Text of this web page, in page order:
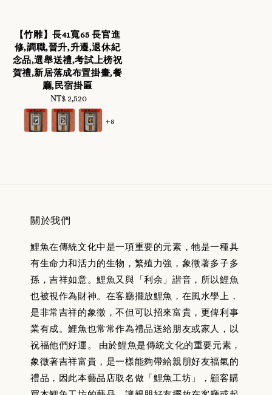
【竹雕】長41寬65 長官進
修,調職,晉升,升遷,退休紀
念品,選舉送禮,考試上榜祝
賀禮,新居落成布置掛畫,餐
廳,民宿掛匾
Regular
price
NT$ 2,520
+8
關於我們
鯉魚在傳統文化中是一項重要的元素，牠是一種具
有生命力和活力的生物，繁殖力強，象徵著多子多
孫，吉祥如意。鯉魚又與「利余」諧音，所以鯉魚
也被視作為財神。在客廳擺放鯉魚，在風水學上，
是非常吉祥的象徵，不但可以招來富貴，更俾利事
業有成。鯉魚也常常作為禮品送給朋友或家人，以
祝福他們好運。 由於鯉魚是傳統文化的重要元素，
象徵著吉祥富貴，是一樣能夠帶給親朋好友福氣的
禮品，因此本藝品店取名做「鯉魚工坊」，顧客購